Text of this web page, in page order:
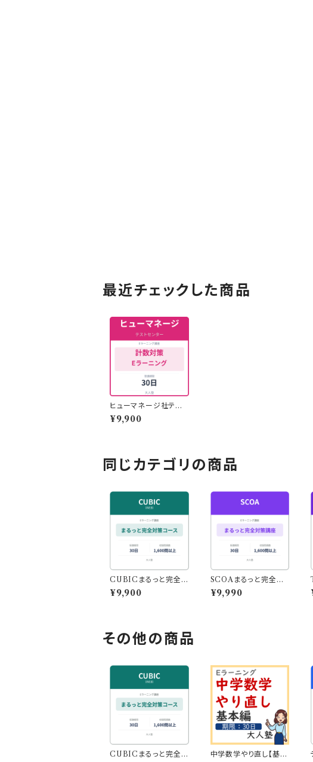
最近チェックした商品
ヒューマネージ社テスト
センター計数対策Eラー
ニング
¥9,900
同じカテゴリの商品
CUBICまるっと完全対
策コース｜1664問収
録・スマホで本番形式の
¥9,900
SCOAまるっと完全対
策講座｜1612問収録・
スマホで本番形式の演
¥9,990
その他の商品
CUBICまるっと完全対
中学数学やり直し【基本